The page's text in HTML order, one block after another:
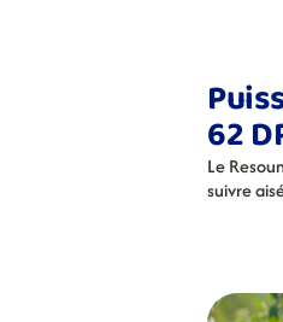
62
Le
suivre